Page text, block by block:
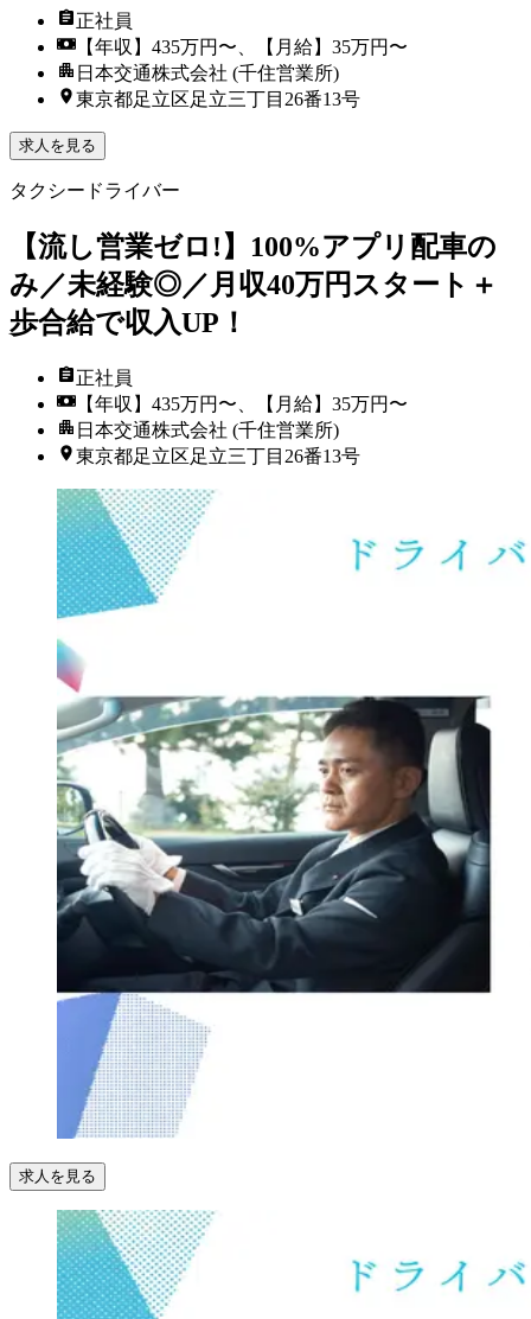
正社員
【年収】435万円〜、【月給】35万円〜
日本交通株式会社 (千住営業所)
東京都足立区足立三丁目26番13号
求人を見る
タクシードライバー
【流し営業ゼロ!】100%アプリ配車の
み／未経験◎／月収40万円スタート＋
歩合給で収入UP！
正社員
【年収】435万円〜、【月給】35万円〜
日本交通株式会社 (千住営業所)
東京都足立区足立三丁目26番13号
求人を見る